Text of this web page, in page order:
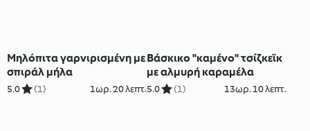
Μηλόπιτα γαρνιρισμένη με
σπιράλ μήλα
5.0 (1) 1ωρ. 20 λεπτ.
Βάσκικο "καμένο" τσίζκεϊκ
με αλμυρή καραμέλα
5.0 (1) 13ωρ. 10 λεπτ.